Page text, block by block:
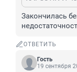
Закончилась
ОТВЕТИТЬ
Гость
19 сентября